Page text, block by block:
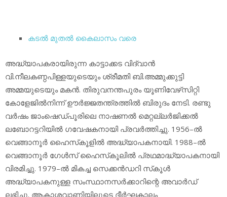
കടല്‍ മുതല്‍ കൈലാസം വരെ
അദ്ധ്യാപകരായിരുന്ന കാട്ടാക്കട വിദ്വാന്‍
വി.നീലകണ്ഠപിള്ളയുടെയും ശ്രീമതി ബി.അമ്മുക്കുട്ടി
അമ്മയുടെയും മകന്‍. തിരുവനന്തപുരം യൂണിവേഴ്‌സിറ്റി
കോളേജില്‍നിന്ന് ഊര്‍ജ്ജതന്ത്രത്തില്‍ ബിരുദം നേടി. രണ്ടു
വര്‍ഷം ജാംഷെഡ്പൂരിലെ നാഷണല്‍ മെറ്റല്ലര്‍ജിക്കല്‍
ലബോറട്ടറിയില്‍ ഗവേഷകനായി പ്രവര്‍ത്തിച്ചു. 1956–ല്‍
വെങ്ങാനൂര്‍ ഹൈസ്‌കൂളില്‍ അദ്ധ്യാപകനായി. 1988–ല്‍
വെങ്ങാനൂര്‍ ഗേള്‍സ് ഹൈസ്‌കൂലില്‍ പ്രഥമാദ്ധ്യാപകനായി
വിരമിച്ചു. 1979–ല്‍ മികച്ച സെക്കന്‍ഡറി സ്‌കൂള്‍
അദ്ധ്യാപകനുള്ള സംസ്ഥാനസര്‍ക്കാറിന്റെ അവാര്‍ഡ്
ലഭിച്ചു. ആകാശവാണിയിലൂടെ ദീര്‍ഘകാലം